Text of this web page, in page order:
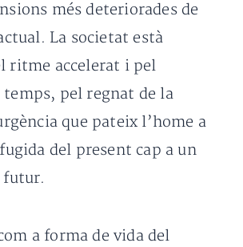
més deteriorades de
La societat està
ritme accelerat i pel
temps, pel regnat de la
que pateix l’home a
del present cap a un
futur.
a forma de vida del